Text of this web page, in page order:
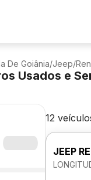
De Goiânia/Jeep/
Usados e
12
JEEP